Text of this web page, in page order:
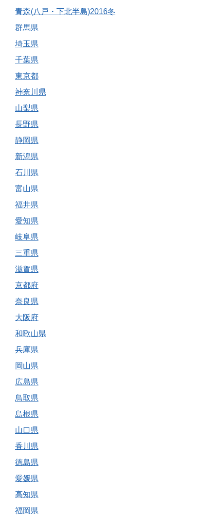
青森(八戸・下北半島)2016冬
群馬県
埼玉県
千葉県
東京都
神奈川県
山梨県
長野県
静岡県
新潟県
石川県
富山県
福井県
愛知県
岐阜県
三重県
滋賀県
京都府
奈良県
大阪府
和歌山県
兵庫県
岡山県
広島県
鳥取県
島根県
山口県
香川県
徳島県
愛媛県
高知県
福岡県